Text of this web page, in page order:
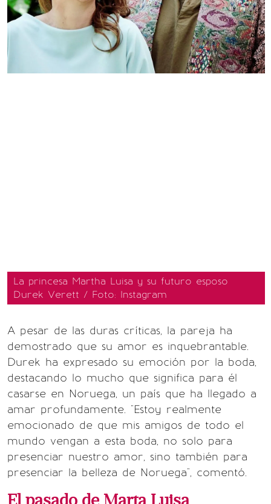
La princesa Martha Luisa y su futuro esposo
Durek Verett / Foto: Instagram
A pesar de las duras críticas, la pareja ha
demostrado que su amor es inquebrantable.
Durek ha expresado su emoción por la boda,
destacando lo mucho que significa para él
casarse en Noruega, un país que ha llegado a
amar profundamente. "Estoy realmente
emocionado de que mis amigos de todo el
mundo vengan a esta boda, no solo para
presenciar nuestro amor, sino también para
presenciar la belleza de Noruega", comentó.